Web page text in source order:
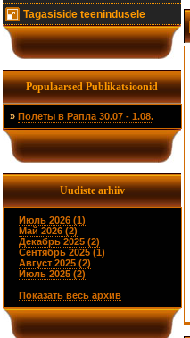
Tagasiside teenindusele
Populaarsed Publikatsioonid
» Полеты в Рапла 30.07 - 1.08.
Uudiste arhiiv
Июль 2026 (1)
Май 2026 (2)
Декабрь 2025 (2)
Сентябрь 2025 (1)
Август 2025 (2)
Июль 2025 (2)
Показать весь архив